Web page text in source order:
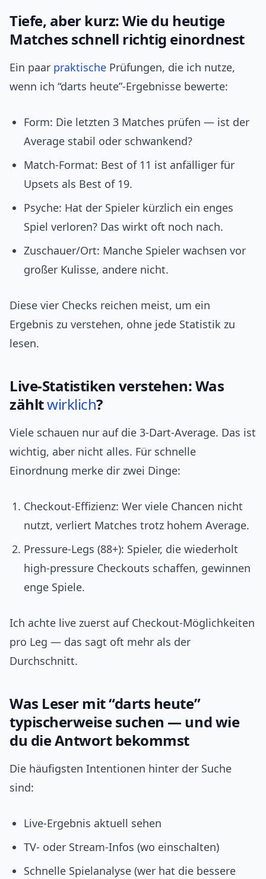
Tiefe, aber kurz: Wie du heutige
Matches schnell richtig einordnest
Ein paar praktische Prüfungen, die ich nutze,
wenn ich “darts heute”‑Ergebnisse bewerte:
Form: Die letzten 3 Matches prüfen — ist der
Average stabil oder schwankend?
Match‑Format: Best of 11 ist anfälliger für
Upsets als Best of 19.
Psyche: Hat der Spieler kürzlich ein enges
Spiel verloren? Das wirkt oft noch nach.
Zuschauer/Ort: Manche Spieler wachsen vor
großer Kulisse, andere nicht.
Diese vier Checks reichen meist, um ein
Ergebnis zu verstehen, ohne jede Statistik zu
lesen.
Live‑Statistiken verstehen: Was
zähltwirklich?
Viele schauen nur auf die 3‑Dart‑Average. Das ist
wichtig, aber nicht alles. Für schnelle
Einordnung merke dir zwei Dinge:
Checkout‑Effizienz: Wer viele Chancen nicht
nutzt, verliert Matches trotz hohem Average.
Pressure‑Legs (88+): Spieler, die wiederholt
high‑pressure Checkouts schaffen, gewinnen
enge Spiele.
Ich achte live zuerst auf Checkout‑Möglichkeiten
pro Leg — das sagt oft mehr als der
Durchschnitt.
Was Leser mit “darts heute”
typischerweise suchen — und wie
du die Antwort bekommst
Die häufigsten Intentionen hinter der Suche
sind:
Live‑Ergebnis aktuell sehen
TV‑ oder Stream‑Infos (wo einschalten)
Schnelle Spielanalyse (wer hat die bessere